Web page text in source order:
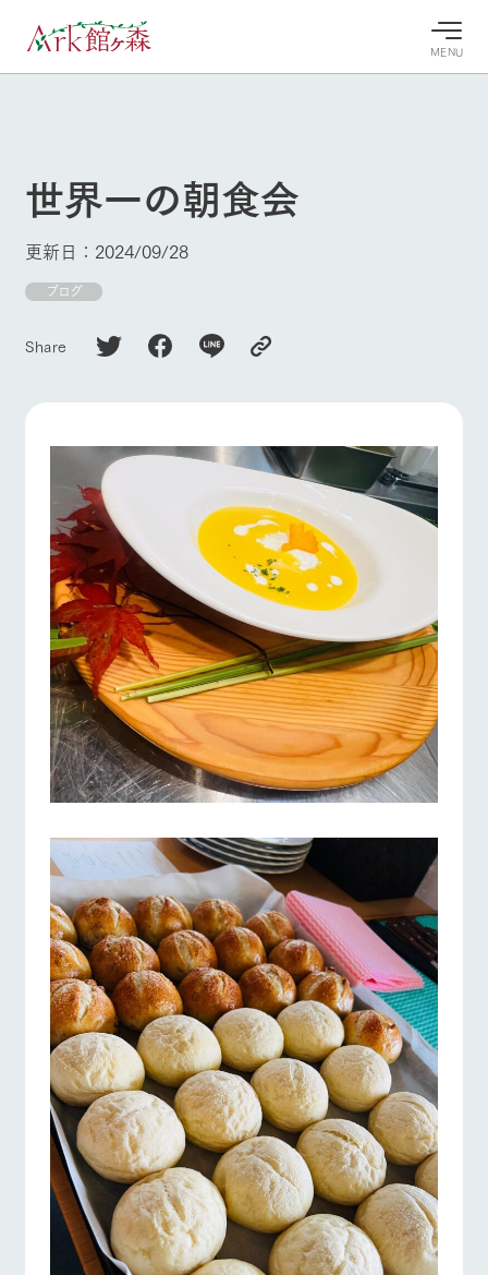
MENU
牧場へ行
く
営業時
間・料金
交通アク
セス
だく質問
団体のお
客様へ
ペットを
お連れの
お客様へ
お問い合
わせ・資
料請求
よく見られている情報
今日の牧
本日の営業時間
や牧場の天気、
状況などを毎日
Ark館ヶ森で開
催しているイベ
情報やスケジュ
ビゲート
施設・体験情報
フラワー
ガーデン
花のある美しい
自然環境の中、
季節の移り変わ
りを存分に味わ
う
動物とふ
れあう
触れて、感じ
て、学ぶ。館ヶ
森の雄大な自然
なかで動物とふ
れあう
ツリーハウスや
各種体験教室な
ど、楽しみなが
ら学べる様々な
アクティビティ
レストラ
ン
牧場の生産品を
理人が腕を振
い、ビュッフェ
スタイルで提供
ショップ
／お買い
物
た生産品をはじ
め、牧場産の逸
品を取り揃えた
店舗
牧場マッ
プ
牧場マップのダ
周遊バス
牧場内を巡る周
遊バスのご案内
ホーム
Ark館ヶ森について
牧場に行く
生産品を見る
ArkFarm Wedding
お知らせ
ブログ
お問い合わせ・資料請求
生産品カタログ・資料DL
English (Google Translate)
ネットショップ
個人情報取扱いについて
牧場トップ 今日の牧場 牧場の楽しみ方
イベント/フェア レストラン/BBQ フラワーガーデン
牧場マップを見る 周遊バス
営業時間・料金 交通アクセス
よくあるご質問
団体のお客様へ
ペットをお連れの
お客様へ お問い合わせ
世界一の朝食会
更新日：2024/09/28
ブログ
Share